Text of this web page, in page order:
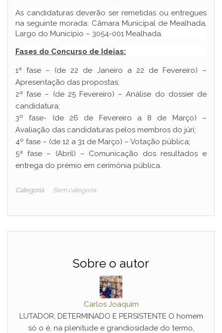
As candidaturas deverão ser remetidas ou entregues
na seguinte morada: Câmara Municipal de Mealhada,
Largo do Município – 3054-001 Mealhada.
Fases do Concurso de Ideias:
1ª fase – (de 22 de Janeiro a 22 de Fevereiro) –
Apresentação das propostas;
2ª fase – (de 25 Fevereiro) – Análise do dossier de
candidatura;
3º fase- (de 26 de Fevereiro a 8 de Março) –
Avaliação das candidaturas pelos membros do júri;
4º fase – (de 12 a 31 de Março) – Votação pública;
5ª fase – (Abril) – Comunicação dos resultados e
entrega do prémio em cerimónia pública.
Categoria Sem categoria
Sobre o autor
Carlos Joaquim
LUTADOR, DETERMINADO E PERSISTENTE O homem
só o é, na plenitude e grandiosidade do termo,